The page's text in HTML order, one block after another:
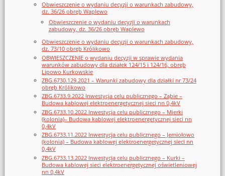
Obwieszczenie o wydaniu decyzji o warunkach zabudowy,
dz. 36/26 obręb Waplewo
Obwieszczenie o wydaniu decyzji o warunkach
zabudowy, dz. 36/26 obręb Waplewo
Obwieszczenie o wydaniu decyzji o warunkach zabudowy,
dz. 73/10 obręb Królikowo
OBWIESZCZENIE o wydaniu decyzji w sprawie wydania
warunków zabudowy dla działek 124/15 i 124/16, obręb
Lipowo Kurkowskie
ZBG.6730.129.2021 – Warunki zabudowy dla działki nr 73/24
obręb Królikowo
ZBG.6733.9.2022 Inwestycja celu publicznego – Ząbie –
Budowa kablowej elektroenergetycznej sieci nn 0,4kV
ZBG.6733.10.2022 Inwestycja celu publicznego – Mierki
(kolonia)– Budowa kablowej elektroenergetycznej sieci nn
0,4kV
ZBG.6733.11.2022 Inwestycja celu publicznego – Jemiołowo
(kolonia) – Budowa kablowej elektroenergetycznej sieci nn
0,4kV
ZBG.6733.13.2022 Inwestycja celu publicznego – Kurki –
Budowa kablowej sieci elektroenergetycznej oświetleniowej
nn 0,4kV